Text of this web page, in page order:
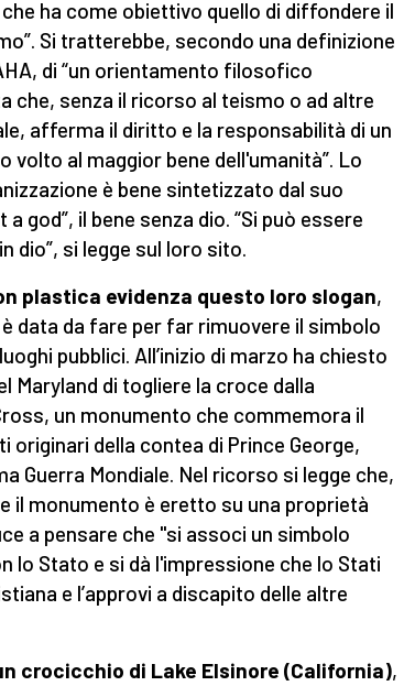
che ha come obiettivo quello di diffondere il
Si tratterebbe, secondo una definizione
di “un orientamento filosofico
che, senza il ricorso al teismo o ad altre
afferma il diritto e la responsabilità di un
al maggior bene dell'umanità”. Lo
è bene sintetizzato dal suo
god”, il bene senza dio. “Si può essere
dio”, si legge sul loro sito.
plastica evidenza questo loro slogan,
è data da fare per far rimuovere il simbolo
pubblici. All’inizio di marzo ha chiesto
Maryland di togliere la croce dalla
un monumento che commemora il
originari della contea di Prince George,
Guerra Mondiale. Nel ricorso si legge che,
il monumento è eretto su una proprietà
a pensare che "si associ un simbolo
lo Stato e si dà l'impressione che lo Stati
e l’approvi a discapito delle altre
crocicchio di Lake Elsinore (California),